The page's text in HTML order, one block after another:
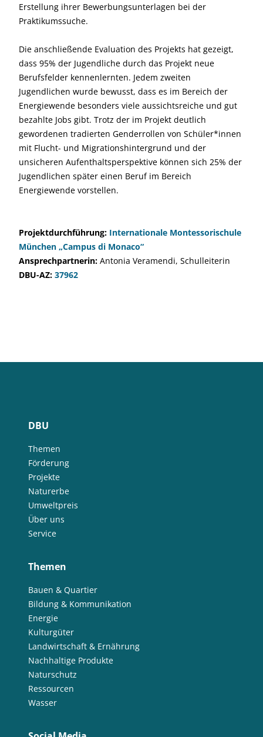
Erstellung ihrer Bewerbungsunterlagen bei der
Praktikumssuche.
Die anschließende Evaluation des Projekts hat gezeigt,
dass 95% der Jugendliche durch das Projekt neue
Berufsfelder kennenlernten. Jedem zweiten
Jugendlichen wurde bewusst, dass es im Bereich der
Energiewende besonders viele aussichtsreiche und gut
bezahlte Jobs gibt. Trotz der im Projekt deutlich
gewordenen tradierten Genderrollen von Schüler*innen
mit Flucht- und Migrationshintergrund und der
unsicheren Aufenthaltsperspektive können sich 25% der
Jugendlichen später einen Beruf im Bereich
Energiewende vorstellen.
Projektdurchführung: Internationale Montessorischule
München „Campus di Monaco“
Ansprechpartnerin: Antonia Veramendi, Schulleiterin
DBU-AZ: 37962
DBU
Themen
Förderung
Projekte
Naturerbe
Umweltpreis
Über uns
Service
Themen
Bauen & Quartier
Bildung & Kommunikation
Energie
Kulturgüter
Landwirtschaft & Ernährung
Nachhaltige Produkte
Naturschutz
Ressourcen
Wasser